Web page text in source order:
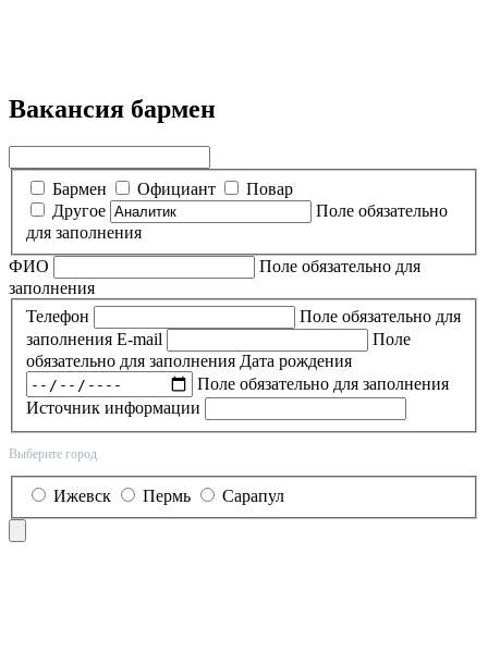
Вакансия бармен
Бармен Официант
Повар
Другое
Поле обязательно
для заполнения
ФИО
Поле обязательно для
заполнения
Телефон
Поле обязательно для
заполнения E-mail
Поле
обязательно для заполнения Дата рождения
Поле обязательно для заполнения
Источник информации
Выберите город
Ижевск Пермь Сарапул